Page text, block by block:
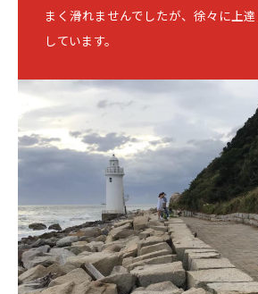
まく滑れませんでしたが、徐々に上
しています。